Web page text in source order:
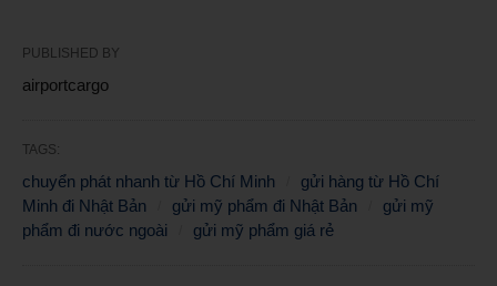
PUBLISHED BY
airportcargo
TAGS:
chuyển phát nhanh từ Hồ Chí Minh
gửi hàng từ Hồ Chí
Minh đi Nhật Bản
gửi mỹ phẩm đi Nhật Bản
gửi mỹ
phẩm đi nước ngoài
gửi mỹ phẩm giá rẻ